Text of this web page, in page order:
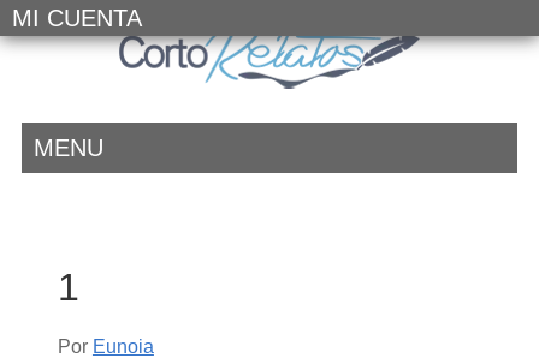
MI CUENTA
MENU
1
Por Eunoia